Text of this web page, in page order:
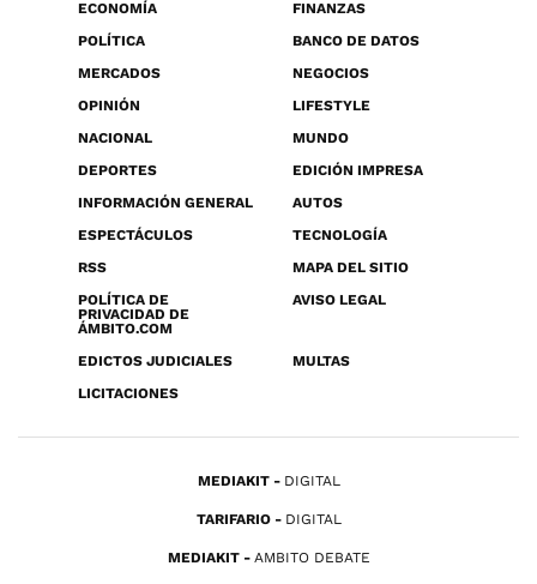
ECONOMÍA
FINANZAS
POLÍTICA
BANCO DE DATOS
MERCADOS
NEGOCIOS
OPINIÓN
LIFESTYLE
NACIONAL
MUNDO
DEPORTES
EDICIÓN IMPRESA
INFORMACIÓN GENERAL
AUTOS
ESPECTÁCULOS
TECNOLOGÍA
RSS
MAPA DEL SITIO
POLÍTICA DE
PRIVACIDAD DE
ÁMBITO.COM
AVISO LEGAL
EDICTOS JUDICIALES
MULTAS
LICITACIONES
MEDIAKIT DIGITAL
TARIFARIO DIGITAL
MEDIAKIT AMBITO DEBATE